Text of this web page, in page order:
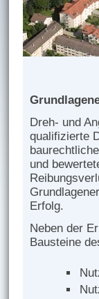
Dreh- und
qualifizierte
und
Erfolg.
Neben der
Bausteine